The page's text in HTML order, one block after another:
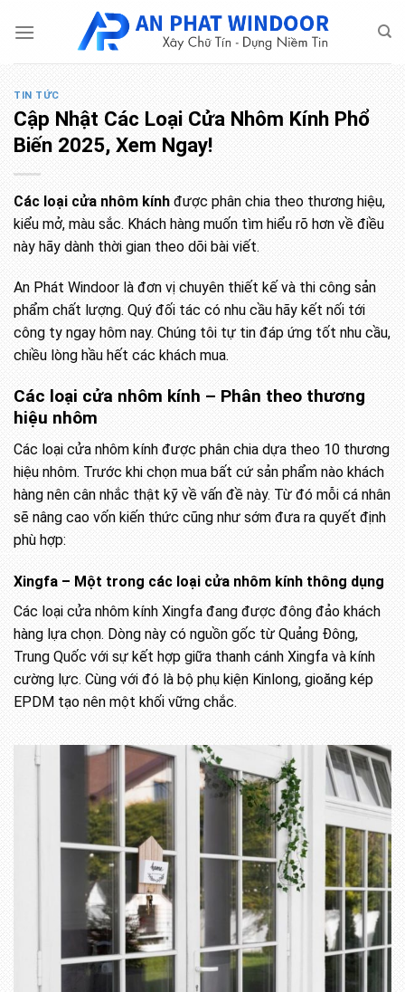
qua
dung
TIN TỨC
Cập Nhật Các Loại Cửa Nhôm Kính Phổ
Biến 2025, Xem Ngay!
Các loại cửa nhôm kính được phân chia theo thương hiệu,
kiểu mở, màu sắc. Khách hàng muốn tìm hiểu rõ hơn về điều
này hãy dành thời gian theo dõi bài viết.
An Phát Windoor là đơn vị chuyên thiết kế và thi công sản
phẩm chất lượng. Quý đối tác có nhu cầu hãy kết nối tới
công ty ngay hôm nay. Chúng tôi tự tin đáp ứng tốt nhu cầu,
chiều lòng hầu hết các khách mua.
Các loại cửa nhôm kính – Phân theo thương
hiệu nhôm
Các loại cửa nhôm kính được phân chia dựa theo 10 thương
hiệu nhôm. Trước khi chọn mua bất cứ sản phẩm nào khách
hàng nên cân nhắc thật kỹ về vấn đề này. Từ đó mỗi cá nhân
sẽ nâng cao vốn kiến thức cũng như sớm đưa ra quyết định
phù hợp:
Xingfa – Một trong các loại cửa nhôm kính thông dụng
Các loại cửa nhôm kính Xingfa đang được đông đảo khách
hàng lựa chọn. Dòng này có nguồn gốc từ Quảng Đông,
Trung Quốc với sự kết hợp giữa thanh cánh Xingfa và kính
cường lực. Cùng với đó là bộ phụ kiện Kinlong, gioăng kép
EPDM tạo nên một khối vững chắc.